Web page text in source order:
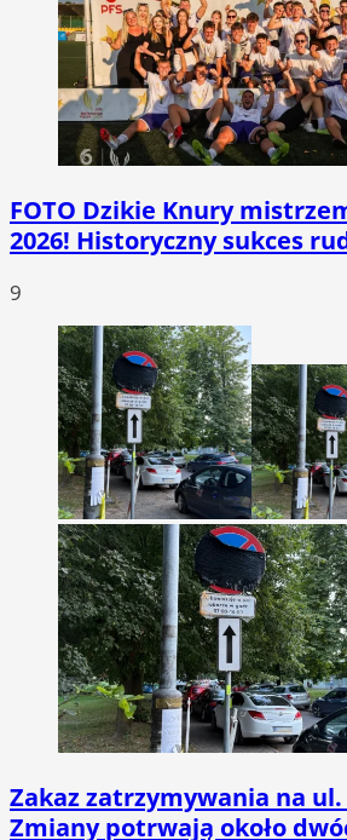
FOTO Dzikie Knury
2026! Historyczny sukces
9
Zakaz zatrzymywania na
Zmiany potrwają około